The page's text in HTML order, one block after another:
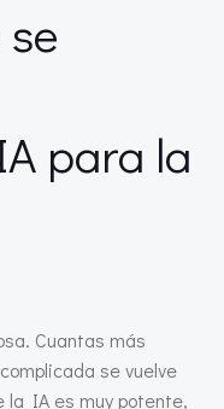
para la
Cuantas más
se vuelve
la IA es muy potente,